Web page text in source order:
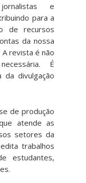
e
para a
de recursos
da nossa
revista é não
É
da divulgação
de produção
atende as
setores da
trabalhos
estudantes,